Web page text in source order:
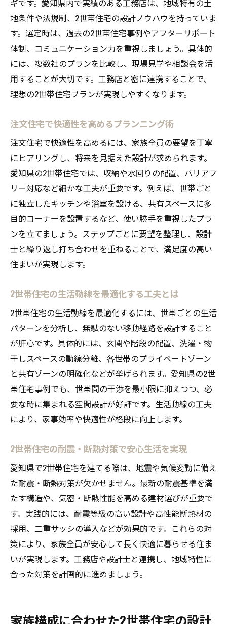
ギです。愛知県内で実績のある工務店は、地域特有の土
地条件や法規制、2世帯住宅の設計ノウハウを持っていま
す。選定時は、過去の2世帯住宅事例やアフターサポート
体制、コミュニケーション力を重視しましょう。具体的
には、複数社のプランを比較し、現場見学や相談会を活
用することが大切です。工務店と密に連携することで、
理想の2世帯住宅プランが実現しやすくなります。
注文住宅で快適性を高めるプランニング術
注文住宅で快適性を高めるには、家族全員の要望を丁寧
にヒアリングし、将来を見据えた設計が求められます。
愛知県の2世帯住宅では、収納や水回りの配置、バリアフ
リー対応など細かな工夫が重要です。例えば、世帯ごと
に独立したキッチンや浴室を設ける、共有スペースに多
目的コーナーを設置するなど、使い勝手を重視したプラ
ンを立てましょう。ステップごとに要望を整理し、設計
士と繰り返し打ち合わせを重ねることで、満足度の高い
住まいが実現します。
2世帯住宅の生活動線を最適化する工夫とは
2世帯住宅の生活動線を最適化するには、世帯ごとの生活
パターンを分析し、無駄のない移動経路を設計すること
が肝心です。具体的には、玄関や階段の配置、洗濯・物
干しスペースの動線分離、各世帯のプライベートゾーン
と共有ゾーンの明確化などが挙げられます。愛知県の2世
帯住宅事例でも、世帯間の干渉を最小限に抑えつつ、必
要な時に集まれる空間設計が好評です。生活動線の工夫
により、家事効率や快適性が格段に向上します。
2世帯住宅の耐震・断熱対策で安心生活を実現
愛知県で2世帯住宅を建てる際は、地震や気候変動に備え
た耐震・断熱対策が欠かせません。最新の耐震基準を満
たす構造や、気密・断熱性能を高める建材選びが重要で
す。実践的には、耐震等級の高い設計や高性能断熱材の
採用、二重サッシの導入などが効果的です。これらの対
策により、家族全員が安心して長く快適に暮らせる住ま
いが実現します。工務店や設計士と連携し、地域特性に
合った対策を計画的に進めましょう。
家族構成に合わせた2世帯住宅の設計